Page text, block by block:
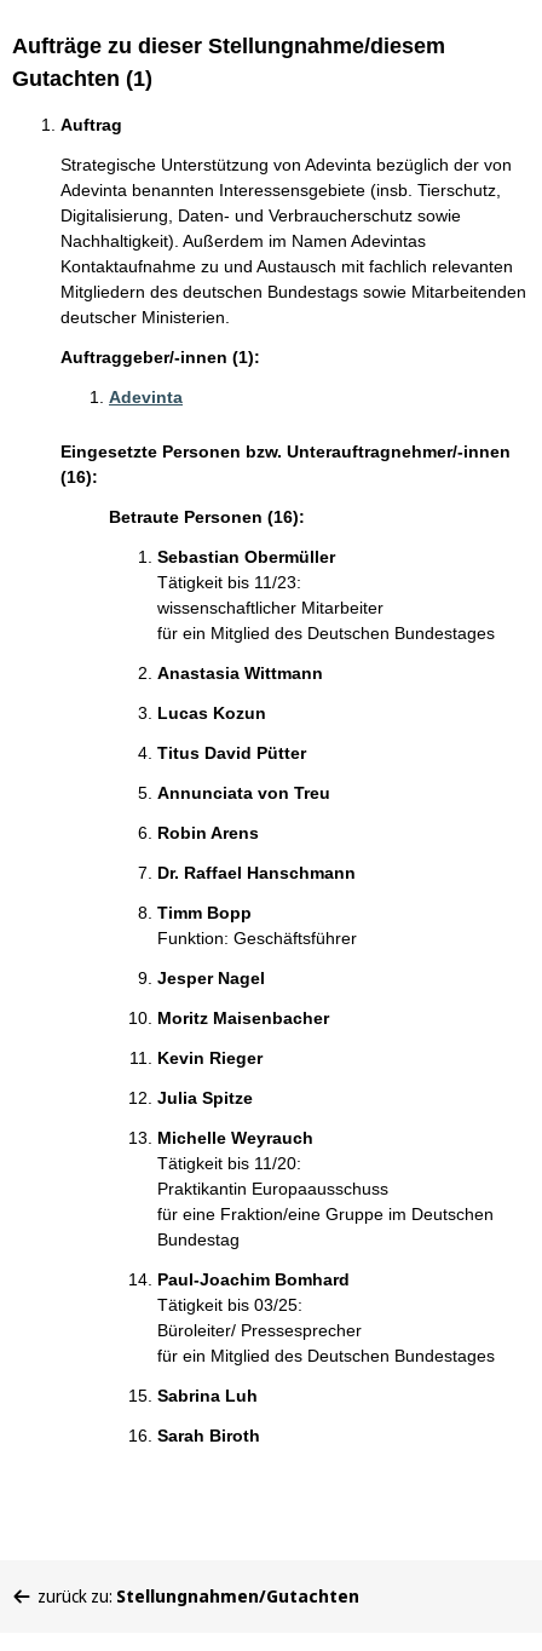
Aufträge zu dieser Stellungnahme/diesem
Gutachten (1)
Auftrag
Strategische Unterstützung von Adevinta bezüglich der von
Adevinta benannten Interessensgebiete (insb. Tierschutz,
Digitalisierung, Daten- und Verbraucherschutz sowie
Nachhaltigkeit). Außerdem im Namen Adevintas
Kontaktaufnahme zu und Austausch mit fachlich relevanten
Mitgliedern des deutschen Bundestags sowie Mitarbeitenden
deutscher Ministerien.
Auftraggeber/-innen (1):
Adevinta
Eingesetzte Personen bzw. Unterauftragnehmer/-innen
(16):
Betraute Personen (16):
Sebastian Obermüller
Tätigkeit bis 11/23:
wissenschaftlicher Mitarbeiter
für ein Mitglied des Deutschen Bundestages
Anastasia Wittmann
Lucas Kozun
Titus David Pütter
Annunciata von Treu
Robin Arens
Dr. Raffael Hanschmann
Timm Bopp
Funktion: Geschäftsführer
Jesper Nagel
Moritz Maisenbacher
Kevin Rieger
Julia Spitze
Michelle Weyrauch
Tätigkeit bis 11/20:
Praktikantin Europaausschuss
für eine Fraktion/eine Gruppe im Deutschen
Bundestag
Paul-Joachim Bomhard
Tätigkeit bis 03/25:
Büroleiter/ Pressesprecher
für ein Mitglied des Deutschen Bundestages
Sabrina Luh
Sarah Biroth
befinden
zurück zu: Stellungnahmen/Gutachten